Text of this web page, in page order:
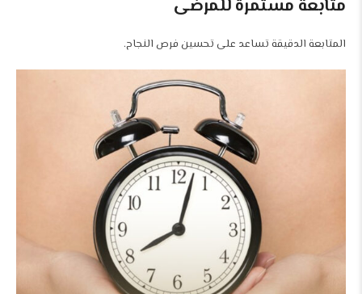
متابعة مستمرة للمرضى
المتابعة الدقيقة تساعد على تحسين فرص النجاح.